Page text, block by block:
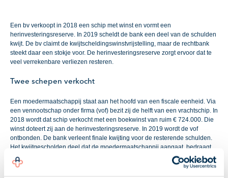
Een bv verkoopt in 2018 een schip met winst en vormt een
herinvesteringsreserve. In 2019 scheldt de bank een deel van de schulden
kwijt. De bv claimt de kwijtscheldingswinstvrijstelling, maar de rechtbank
steekt daar een stokje voor. De herinvesteringsreserve zorgt ervoor dat te
veel verrekenbare verliezen resteren.
Twee schepen verkocht
Een moedermaatschappij staat aan het hoofd van een fiscale eenheid. Via
een vennootschap onder firma (vof) bezit zij de helft van een vrachtschip. In
2018 wordt dat schip verkocht met een boekwinst van ruim € 724.000. Die
winst doteert zij aan de herinvesteringsreserve. In 2019 wordt de vof
ontbonden. De bank verleent finale kwijting voor de resterende schulden.
Het kwijtgescholden deel dat de moedermaatschappij aangaat, bedraagt
bijna vier ton.
Herinvestering via de fiscale eenheid